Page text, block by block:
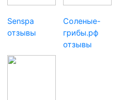
Senspa
отзывы
Соленые-
грибы.рф
отзывы